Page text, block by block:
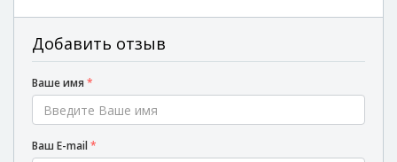
Добавить отзыв
Ваше имя *
Ваш E-mail*